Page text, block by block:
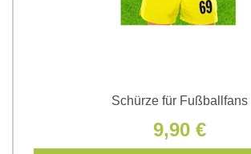
Schürze für Fußballfans
9,90 €